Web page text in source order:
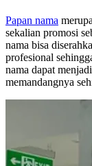
Papan nama
sekalian promosi
nama bisa
profesional
nama dapat
memandangnya